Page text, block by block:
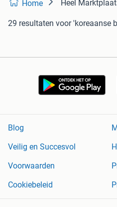
Home Heel
29 resultaten voor 'koreaanse
Blog
Veilig en Succesvol
Voorwaarden
Cookiebeleid